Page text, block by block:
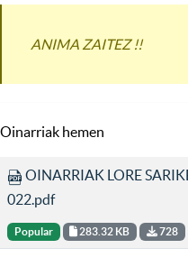
ANIMA ZAITEZ !!
Oinarriak hemen
OINARRIAK LORE
022.pdf
Popular 283.32 KB 728